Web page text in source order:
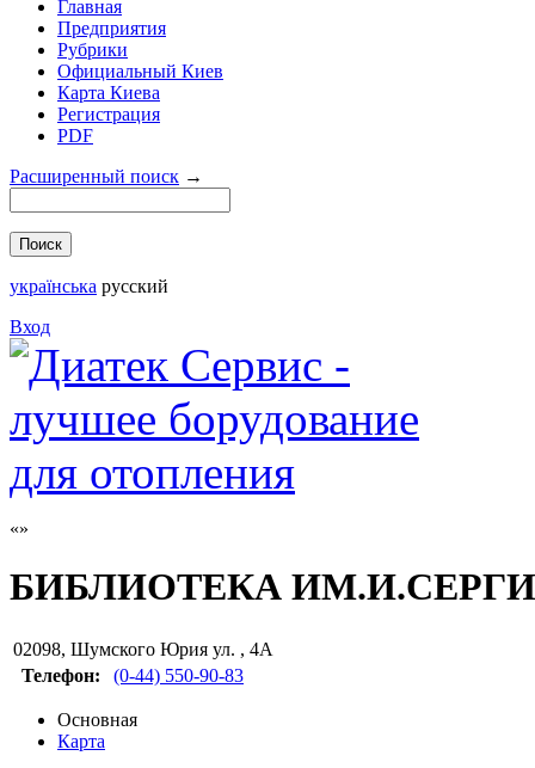
Главная
Предприятия
Рубрики
Официальный Киев
Карта Киева
Регистрация
PDF
Расширенный поиск →
українська русский
Вход
БИБЛИОТЕКА
02098, Шумского Юрия ул. , 4А
Телефон:
(0-44) 550-90-83
Основная
Карта